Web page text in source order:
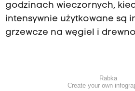
godzinach wieczornych,
intensywnie użytkowane są
grzewcze na węgiel i
Rabka
Create your own